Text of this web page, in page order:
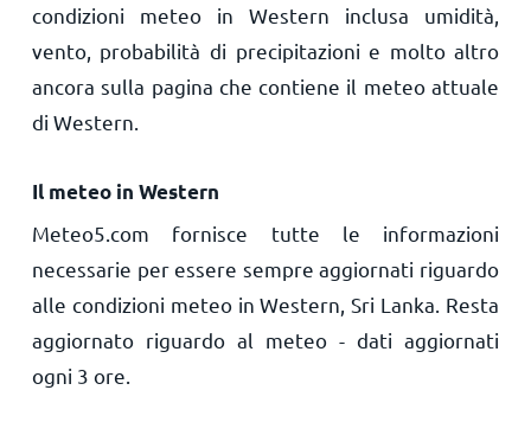
condizioni meteo in Western inclusa umidità,
vento, probabilità di precipitazioni e molto altro
ancora sulla pagina che contiene il meteo attuale
di Western.
Il meteo in Western
Meteo5.com fornisce tutte le informazioni
necessarie per essere sempre aggiornati riguardo
alle condizioni meteo in Western, Sri Lanka. Resta
aggiornato riguardo al meteo - dati aggiornati
ogni 3 ore.